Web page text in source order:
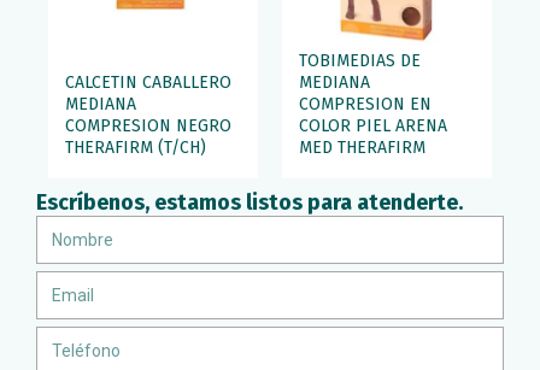
Escríbenos, estamos listos para atenderte.
CALCETIN CABALLERO
MEDIANA
COMPRESION NEGRO
THERAFIRM (T/CH)
TOBIMEDIAS DE
MEDIANA
COMPRESION EN
COLOR PIEL ARENA
MED THERAFIRM